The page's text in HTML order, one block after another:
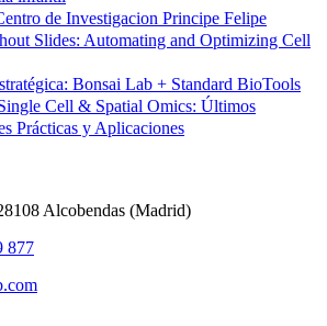
de Investigacion Principe Felipe
Slides: Automating and Optimizing Cell
Bonsai Lab + Standard BioTools
Cell & Spatial Omics: Últimos
Prácticas y Aplicaciones
Alcobendas (Madrid)
877